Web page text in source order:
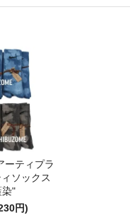
ーティプラ
ソックス
染"
円)